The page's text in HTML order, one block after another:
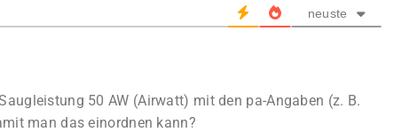
neuste
50 AW (Airwatt) mit den pa-Angaben (z. B.
man das einordnen kann?